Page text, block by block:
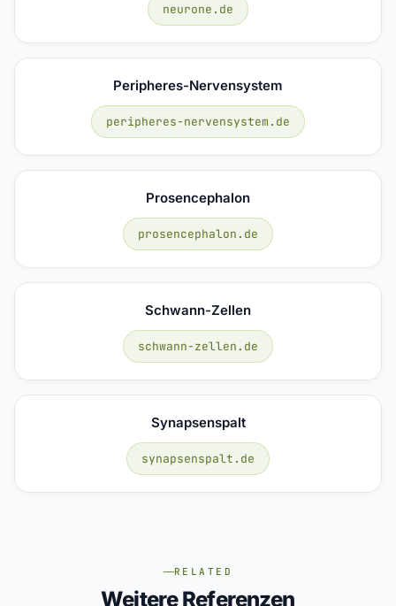
neurone.de
Peripheres-Nervensystem
peripheres-nervensystem.de
Prosencephalon
prosencephalon.de
Schwann-Zellen
schwann-zellen.de
Synapsenspalt
synapsenspalt.de
RELATED
Weitere Referenzen